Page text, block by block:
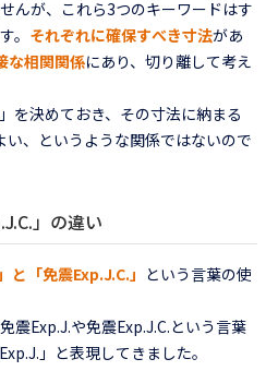
んが、これら3つのキーワードはす
。 それぞれに確保すべき寸法があ
な相関関係にあり、切り離して考え
を決めておき、その寸法に納まる
い、というような関係ではないので
」の違い
と「免震Exp.J.C.」 という言葉の使
震Exp.J.や免震Exp.J.C.という言葉
」と表現してきました。